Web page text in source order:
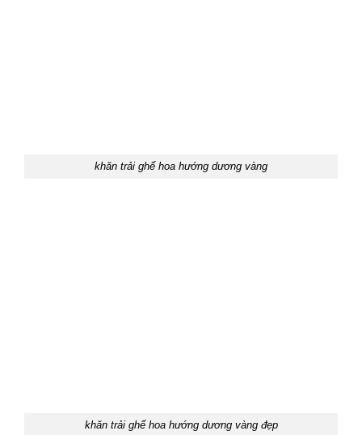
khăn trải ghế hoa hướng dương vàng
khăn trải ghế hoa hướng dương vàng đẹp